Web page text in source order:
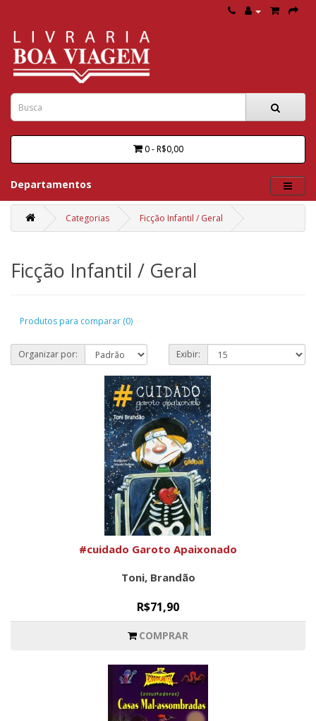
0 - R$0,00
Departamentos
Categorias Ficção Infantil / Geral
Ficção Infantil / Geral
Produtos para comparar (0)
Organizar por: Exibir:
#cuidado Garoto Apaixonado
Toni, Brandão
R$71,90
COMPRAR